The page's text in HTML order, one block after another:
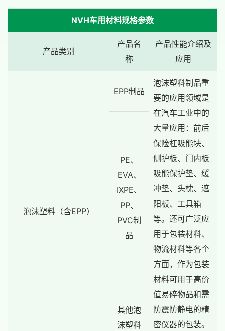
NVH车用材料规格参数
产品类别
产品名
称
产品性能介绍及
应用
泡沫塑料（含EPP）
EPP制品
泡沫塑料制品重
要的应用领域是
在汽车工业中的
大量应用：前后
保险杠吸能块、
侧护板、门内板
吸能保护垫、缓
冲垫、头枕、遮
阳板、工具箱
等。还可广泛应
用于包装材料、
物流材料等各个
方面，作为包装
材料可用于高价
值易碎物品和需
防震防静电的精
密仪器的包装。
PE、
EVA、
IXPE、
PP、
PVC制
品
其他泡
沫塑料